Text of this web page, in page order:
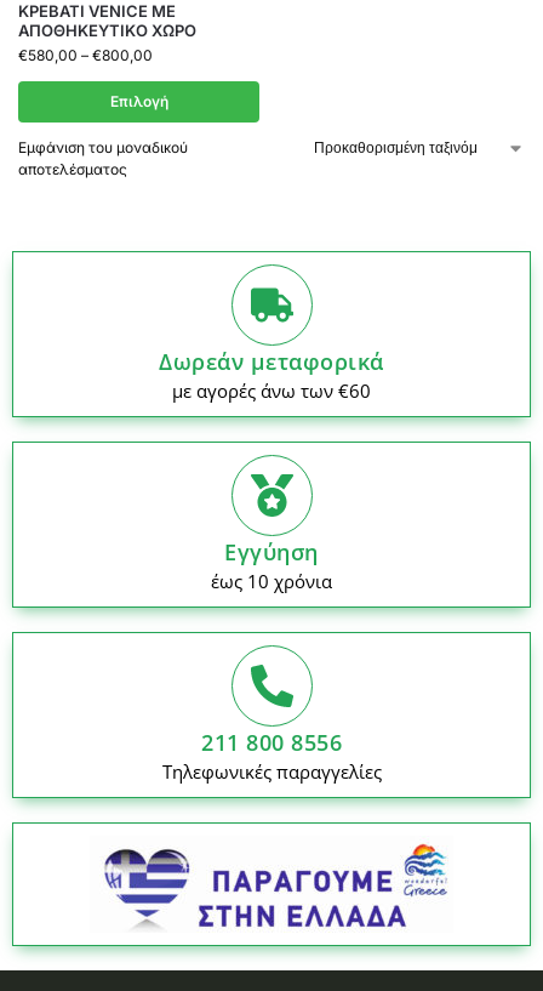
ΚΡΕΒΑΤΙ VENICE ΜΕ
ΑΠΟΘΗΚΕΥΤΙΚΟ ΧΩΡΟ
€580,00 – €800,00
Επιλογή
Εμφάνιση του μοναδικού
αποτελέσματος
Δωρεάν μεταφορικά
με αγορές άνω των €60
Εγγύηση
έως 10 χρόνια
211 800 8556
Τηλεφωνικές παραγγελίες